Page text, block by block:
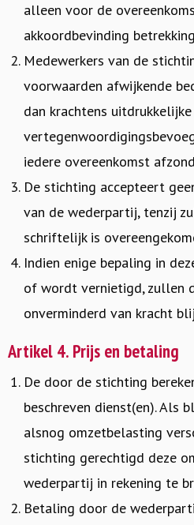
alleen voor de
akkoordbevinding
Medewerkers van de
voorwaarden afwijkende
dan krachtens
iedere overeenkomst
De stichting accepteert
van de wederpartij, tenzij
schriftelijk is
Indien enige bepaling in
of wordt vernietigd, zullen
onverminderd van kracht
Artikel 4. Prijs en betaling
De door de stichting
beschreven dienst(en). Als
alsnog omzetbelasting
stichting gerechtigd deze
wederpartij in rekening te
Betaling door de